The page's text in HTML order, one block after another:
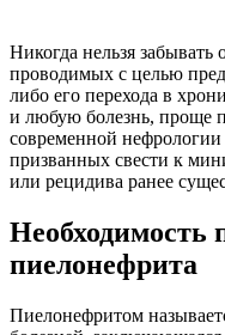
Никогда нельзя
проводимых с целью
либо его перехода в
и любую болезнь, проще
современной нефрологии
призванных свести к
или рецидива ранее
Необходимость
пиелонефрита
Пиелонефритом